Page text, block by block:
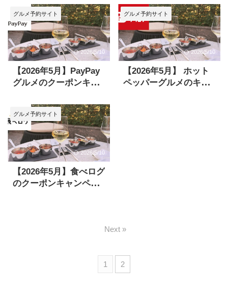
プランも登場
ここ！
グルメ予約サイト
2026/5/10
【2026年5月】PayPay
グルメのクーポンキャ
ポン使い方も解説
グルメ予約サイト
2026/5/10
【2026年5月】 ホット
ペッパーグルメのキャ
グルメ予約サイト
2026/5/10
【2026年5月】食べログ
のクーポンキャンペー
1 2
Next »